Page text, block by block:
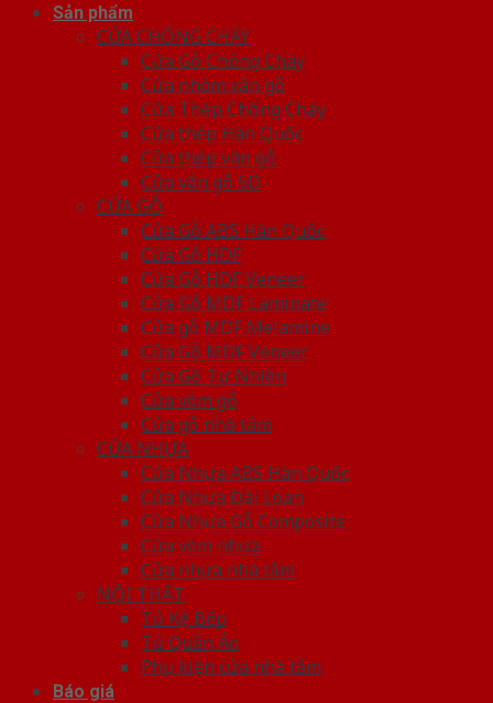
Sản phẩm
CỬA CHỐNG CHÁY
Cửa Gỗ Chống Cháy
Cửa nhôm vân gỗ
Cửa Thép Chống Cháy
Cửa thép Hàn Quốc
Cửa thép vân gỗ
Cửa vân gỗ 5D
CỬA GỖ
Cửa Gỗ ABS Hàn Quốc
Cửa Gỗ HDF
Cửa Gỗ HDF Veneer
Cửa Gỗ MDF Laminate
Cửa gỗ MDF Melamine
Cửa Gỗ MDF Veneer
Cửa Gỗ Tự Nhiên
Cửa vòm gỗ
Cửa gỗ nhà tắm
CỬA NHỰA
Cửa Nhựa ABS Hàn Quốc
Cửa Nhựa Đài Loan
Cửa Nhựa Gỗ Composite
Cửa vòm nhựa
Cửa nhựa nhà tắm
NỘI THẤT
Tủ Kệ Bếp
Tủ Quần Áo
Phụ kiện cửa nhà tắm
Báo giá